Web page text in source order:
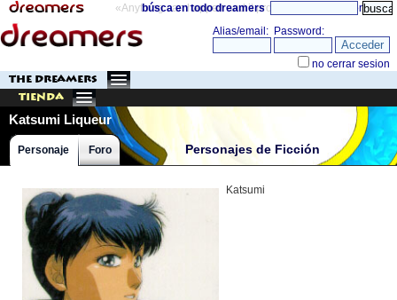
«Anything can happen and it probably will» directorio
búsca en todo dreamers
THE DREAMERS
Tienda
Katsumi Liqueur
Personajes de Ficción
Personaje Foro
Katsumi